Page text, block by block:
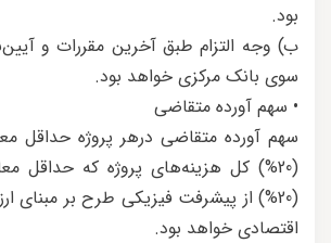
بود.
ب) وجه التزام طبق آخرین مقررات و
سوی بانک مرکزی خواهد بود.
• سهم آورده متقاضی
سهم آورده متقاضی درهر پروژه حداقل
(20%) کل هزینه‌های پروژه که حداقل
(20%) از پیشرفت فیزیکی طرح بر مبنای
اقتصادی خواهد بود.